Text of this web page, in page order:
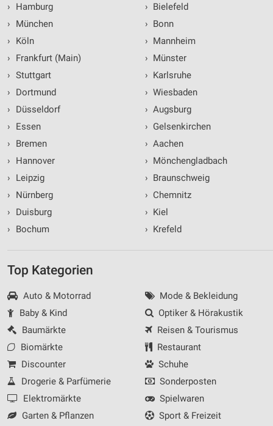
›
Hamburg
›
München
›
Köln
›
Frankfurt (Main)
› Stuttgart
›
Dortmund
›
Düsseldorf
›
Essen
›
Bremen
›
Hannover
›
Leipzig
›
Nürnberg
›
Duisburg
›
Bochum
› Bielefeld
› Bonn
› Mannheim
› Münster
› Karlsruhe
› Wiesbaden
› Augsburg
› Gelsenkirchen
› Aachen
› Mönchengladbach
› Braunschweig
› Chemnitz
› Kiel
› Krefeld
Top Kategorien
Auto & Motorrad
Baby & Kind
Baumärkte
Biomärkte
Discounter
Drogerie & Parfümerie
Elektromärkte
Garten & Pflanzen
Mode & Bekleidung
Optiker & Hörakustik
Reisen & Tourismus
Restaurant
Schuhe
Sonderposten
Spielwaren
Sport & Freizeit